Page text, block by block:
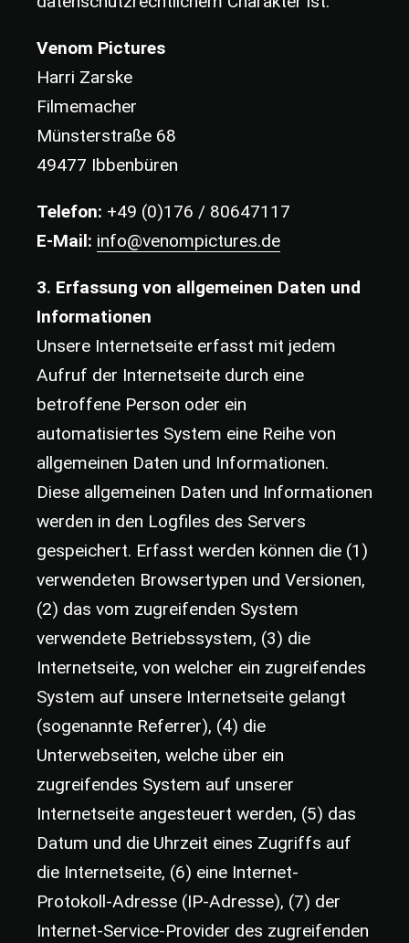
Venom Pictures
Harri Zarske
Filmemacher
Münsterstraße 68
49477 Ibbenbüren
Telefon: +49 (0)176 / 80647117
E-Mail: info@venompictures.de
3. Erfassung von allgemeinen Daten und
Informationen
Unsere Internetseite erfasst mit jedem
Aufruf der Internetseite durch eine
betroffene Person oder ein
automatisiertes System eine Reihe von
allgemeinen Daten und Informationen.
Diese allgemeinen Daten und Informationen
werden in den Logfiles des Servers
gespeichert. Erfasst werden können die (1)
verwendeten Browsertypen und Versionen,
(2) das vom zugreifenden System
verwendete Betriebssystem, (3) die
Internetseite, von welcher ein zugreifendes
System auf unsere Internetseite gelangt
(sogenannte Referrer), (4) die
Unterwebseiten, welche über ein
zugreifendes System auf unserer
Internetseite angesteuert werden, (5) das
Datum und die Uhrzeit eines Zugriffs auf
die Internetseite, (6) eine Internet-
Protokoll-Adresse (IP-Adresse), (7) der
Internet-Service-Provider des zugreifenden